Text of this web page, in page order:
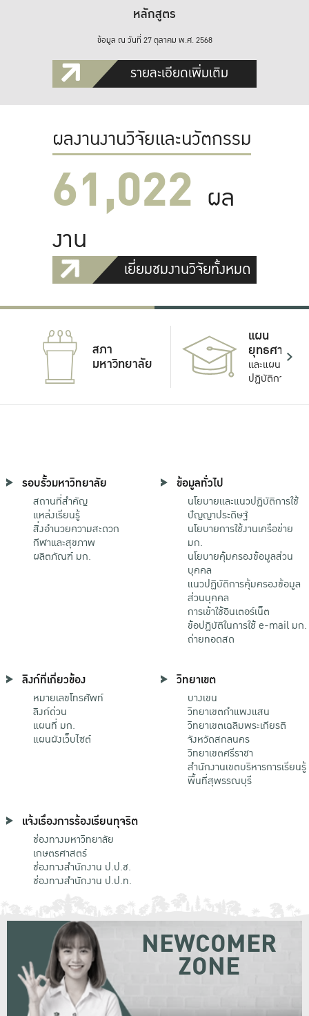
หลักสูตร
ข้อมูล ณ วันที่ 27 ตุลาคม พ.ศ. 2568
รายละเอียดเพิ่มเติม
ผลงานงานวิจัยและนวัตกรรม
61,022 ผล
งาน
เยี่ยมชมงานวิจัยทั้งหมด
สภา
มหาวิทยาลัย
แผน
ยุทธศาสตร์
และแผน
ปฏิบัติการ
รอบรั้วมหาวิทยาลัย
สถานที่สำคัญ
แหล่งเรียนรู้
สิ่งอำนวยความสะดวก
กีฬาและสุขภาพ
ผลิตภัณฑ์ มก.
ข้อมูลทั่วไป
นโยบายและแนวปฏิบัติการใช้
ปัญญาประดิษฐ์
นโยบายการใช้งานเครือข่าย
มก.
นโยบายคุ้มครองข้อมูลส่วน
บุคคล
แนวปฏิบัติการคุ้มครองข้อมูล
ส่วนบุคคล
การเข้าใช้อินเตอร์เน็ต
ข้อปฏิบัติในการใช้ e-mail มก.
ถ่ายทอดสด
ลิงก์ที่เกี่ยวข้อง
หมายเลขโทรศัพท์
ลิงก์ด่วน
แผนที่ มก.
แผนผังเว็บไซต์
วิทยาเขต
บางเขน
วิทยาเขตกําแพงแสน
วิทยาเขตเฉลิมพระเกียรติ
จังหวัดสกลนคร
วิทยาเขตศรีราชา
สำนักงานเขตบริหารการเรียนรู้
พื้นที่สุพรรณบุรี
แจ้งเรื่องการร้องเรียนทุจริต
ช่องทางมหาวิทยาลัย
เกษตรศาสตร์
ช่องทางสำนักงาน ป.ป.ช.
ช่องทางสำนักงาน ป.ป.ท.
NEWCOMER
ZONE